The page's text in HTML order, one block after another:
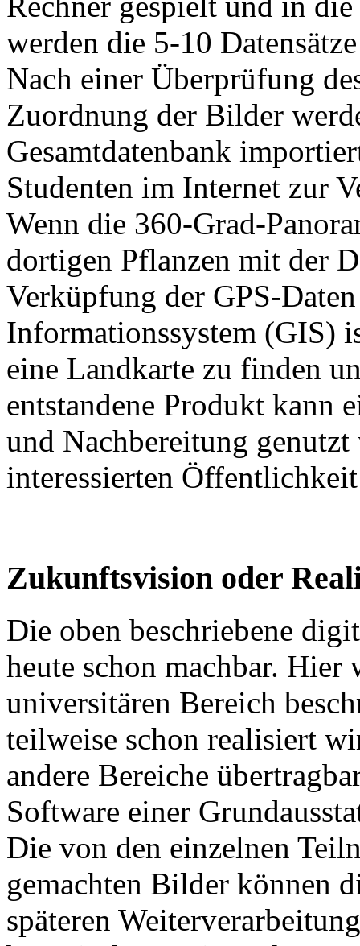
werden die 5-10
Nach einer Überprüfung
Zuordnung der Bilder
Gesamtdatenbank
Studenten im Internet zur
Wenn die 360-Grad-
dortigen Pflanzen mit der
Verküpfung der GPS-
Informationssystem (GIS)
eine Landkarte zu finden
entstandene Produkt kann
und Nachbereitung
interessierten
Zukunftsvision oder
Die oben beschriebene
heute schon machbar. Hier
universitären Bereich
teilweise schon realisiert
andere Bereiche
Software einer
Die von den einzelnen
gemachten Bilder können
späteren